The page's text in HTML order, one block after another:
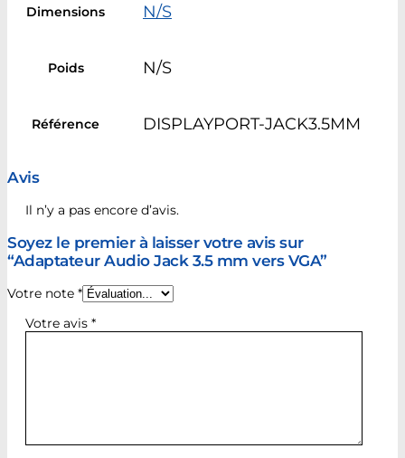
Dimensions N/S
Poids N/S
Référence DISPLAYPORT-JACK3.5MM
Avis
Il n’y a pas encore d’avis.
Soyez le premier à laisser votre avis sur
“Adaptateur Audio Jack 3.5 mm vers VGA”
Votre note *
Votre avis *